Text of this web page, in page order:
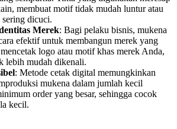
membuat motif tidak mudah luntur atau
dicuci.
Merek: Bagi pelaku bisnis, mukena
efektif untuk membangun merek yang
logo atau motif khas merek Anda,
lebih mudah dikenali.
: Metode cetak digital memungkinkan
mukena dalam jumlah kecil
order yang besar, sehingga cocok
kecil.